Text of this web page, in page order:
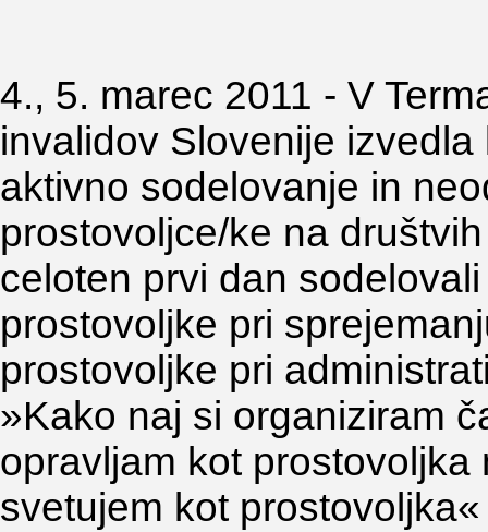
4., 5. marec 2011 - V
invalidov Slovenije
aktivno sodelovanje in
prostovoljce/ke na
celoten prvi dan
prostovoljke pri
prostovoljke pri
»Kako naj si organiziram
opravljam kot
svetujem kot prostovoljka«